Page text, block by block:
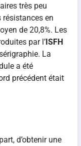
très peu
résistances en
de 20,8%. Les
par l’ISFH
La
a été
précédent était
d’obtenir une